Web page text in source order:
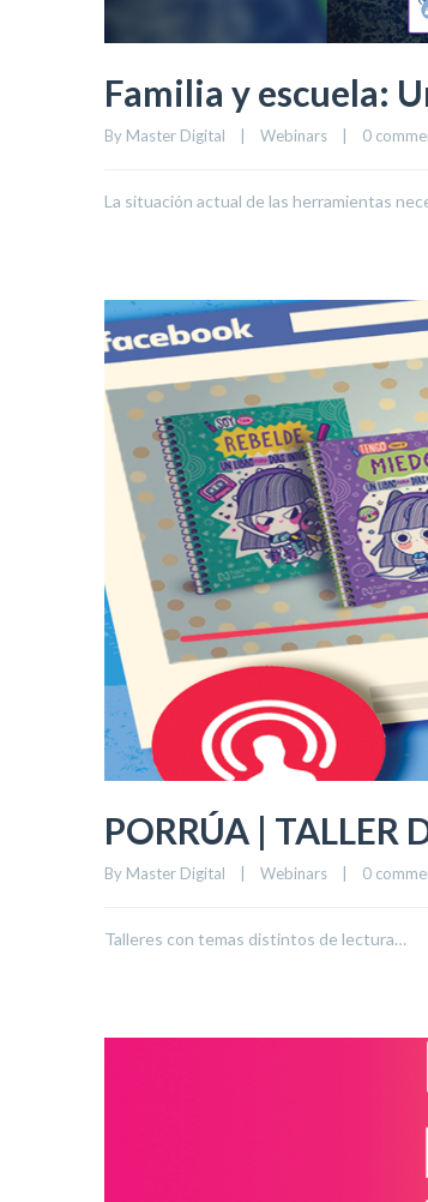
Familia y escuela:
By Master Digital Webinars 0
La situación actual de las herramientas
PORRÚA | TALLER
By Master Digital Webinars 0
Talleres con temas distintos de lectura…